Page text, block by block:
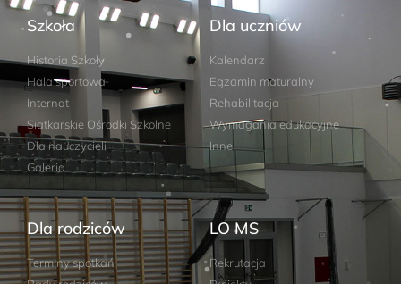
Szkoła
Historia Szkoły
Hala sportowa
Internat
Siatkarskie Ośrodki Szkolne
Dla nauczycieli
Galeria
Dla uczniów
Kalendarz
Egzamin maturalny
Rehabilitacja
Wymagania edukacyjne
Inne
Dla rodziców
Terminy spotkań
LO MS
Rekrutacja